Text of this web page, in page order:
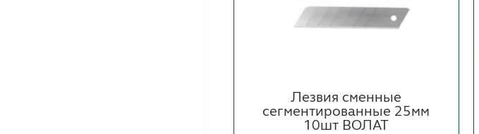
Лезвия сменные
сегментированные 25мм
10шт ВОЛАТ